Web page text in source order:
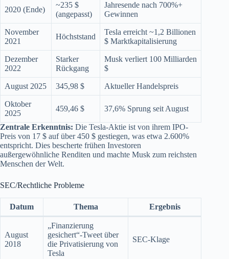
2020 (Ende)
~235 $
(angepasst)
Jahresende nach 700%+
Gewinnen
November
2021
Höchststand
Tesla erreicht ~1,2 Billionen
$ Marktkapitalisierung
Dezember
2022
Starker
Rückgang
Musk verliert 100 Milliarden
$
August 2025 345,98 $ Aktueller Handelspreis
Oktober
2025
459,46 $ 37,6% Sprung seit August
Zentrale Erkenntnis: Die Tesla-Aktie ist von ihrem IPO-
Preis von 17 $ auf über 450 $ gestiegen, was etwa 2.600%
entspricht. Dies bescherte frühen Investoren
außergewöhnliche Renditen und machte Musk zum reichsten
Menschen der Welt.
SEC/Rechtliche Probleme
Datum Thema Ergebnis
August
2018
„Finanzierung
gesichert“-Tweet über
die Privatisierung von
Tesla
SEC-Klage